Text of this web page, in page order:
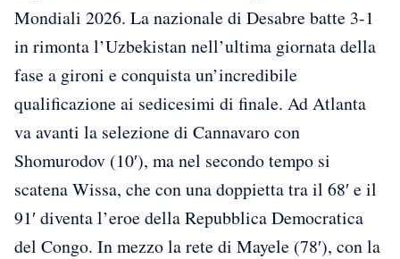
Mondiali 2026. La nazionale di Desabre batte 3-1
in rimonta l’Uzbekistan nell’ultima giornata della
fase a gironi e conquista un’incredibile
qualificazione ai sedicesimi di finale. Ad Atlanta
va avanti la selezione di Cannavaro con
Shomurodov (10′), ma nel secondo tempo si
scatena Wissa, che con una doppietta tra il 68′ e il
91′ diventa l’eroe della Repubblica Democratica
del Congo. In mezzo la rete di Mayele (78′), con la